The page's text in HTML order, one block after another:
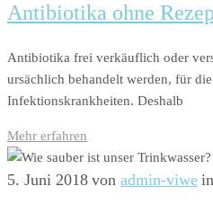
Antibiotika ohne
Antibiotika frei verkäuflich oder
ursächlich behandelt werden, für
Infektionskrankheiten. Deshalb
Mehr erfahren
5. Juni 2018 von admin-viwe in